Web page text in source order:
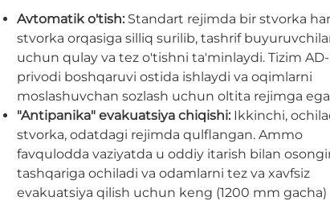
Avtomatik o'tish:Standart rejimda bir stvorka
stvorka orqasiga silliq surilib, tashrif
uchun qulay va tez o'tishni ta'minlaydi. Tizim AD-
privodi boshqaruvi ostida ishlaydi va oqimlarni
moslashuvchan sozlash uchun oltita rejimga
"Antipanika" evakuatsiya chiqishi:Ikkinchi,
stvorka, odatdagi rejimda qulflangan. Ammo
favqulodda vaziyatda u oddiy itarish bilan
tashqariga ochiladi va odamlarni tez va xavfsiz
evakuatsiya qilish uchun keng (1200 mm gacha)